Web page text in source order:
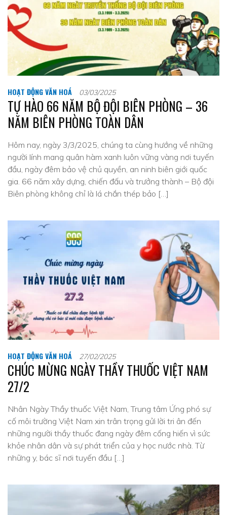
HOẠT ĐỘNG VĂN HOÁ 03/03/2025
TỰ HÀO 66 NĂM BỘ ĐỘI BIÊN PHÒNG – 36
NĂM BIÊN PHÒNG TOÀN DÂN
Hôm nay, ngày 3/3/2025, chúng ta cùng hướng về những
người lính mang quân hàm xanh luôn vững vàng nơi tuyến
đầu, ngày đêm bảo vệ chủ quyền, an ninh biên giới quốc
gia. 66 năm xây dựng, chiến đấu và trưởng thành – Bộ đội
Biên phòng không chỉ là lá chắn thép bảo […]
HOẠT ĐỘNG VĂN HOÁ 27/02/2025
CHÚC MỪNG NGÀY THẦY THUỐC VIỆT NAM
27/2
Nhân Ngày Thầy thuốc Việt Nam, Trung tâm Ứng phó sự
cố môi trường Việt Nam xin trân trọng gửi lời tri ân đến
những người thầy thuốc đang ngày đêm cống hiến vì sức
khỏe nhân dân và sự phát triển của y học nước nhà. Từ
những y, bác sĩ nơi tuyến đầu […]